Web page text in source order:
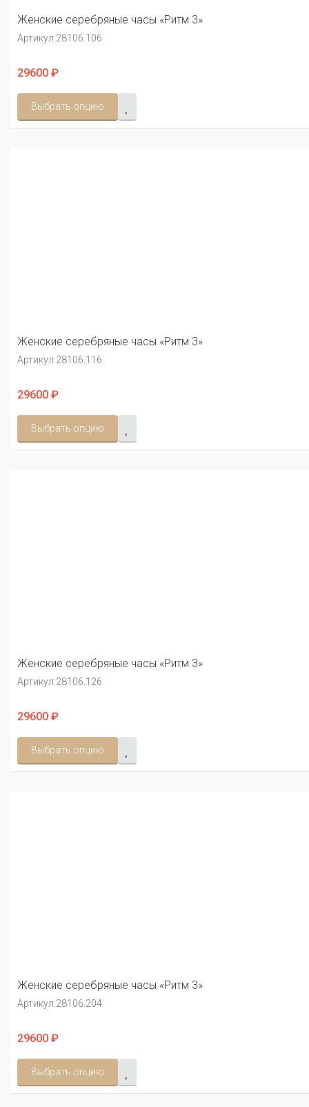
Женские серебряные часы «Ритм 3»
Артикул:28106.106
29600 ₽
Выбрать опцию
Женские серебряные часы «Ритм 3»
Артикул:28106.116
29600 ₽
Выбрать опцию
Женские серебряные часы «Ритм 3»
Артикул:28106.126
29600 ₽
Выбрать опцию
Женские серебряные часы «Ритм 3»
Артикул:28106.204
29600 ₽
Выбрать опцию